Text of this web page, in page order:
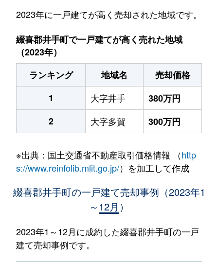
2023年に一戸建てが高く売却された地域です。
綴喜郡井手町で一戸建てが高く売れた地域
（2023年）
ランキング
地域名
売却価格
1
大字井手
380万円
2
大字多賀 300万円
※出典：国土交通省不動産取引価格情報 （http
s://www.reinfolib.mlit.go.jp/）を加工して作成
綴喜郡井手町の一戸建て売却事例（2023年1
～12月）
2023年1～12月に成約した綴喜郡井手町の一戸
建て売却事例です。